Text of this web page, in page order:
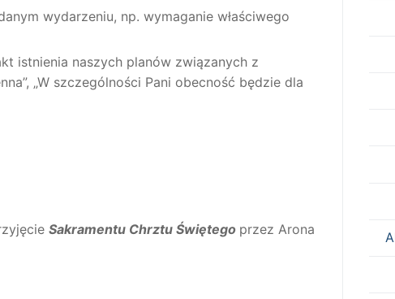
wydarzeniu, np. wymaganie właściwego
istnienia naszych planów związanych z
„W szczególności Pani obecność będzie dla
Sakramentu Chrztu Świętego przez Arona